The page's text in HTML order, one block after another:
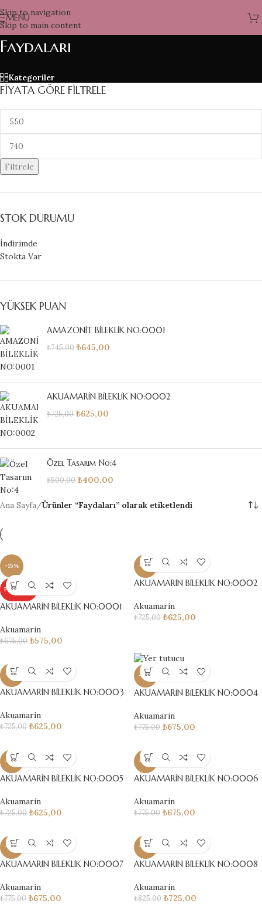
Skip to navigation
Skip to main content
MENÜ
Faydaları
Kategoriler
FIYATA GÖRE FILTRELE
Filtrele
STOK DURUMU
İndirimde
Stokta Var
YÜKSEK PUAN
AMAZONİT BİLEKLİK NO:0001
₺745,00 ₺645,00
AKUAMARİN BİLEKLİK NO:0002
₺725,00 ₺625,00
Özel Tasarım No:4
₺500,00 ₺400,00
Ana Sayfa/Ürünler “Faydaları” olarak etiketlendi
-15%
POPÜLER
AKUAMARİN BİLEKLİK NO:0001
Akuamarin
₺675,00 ₺575,00
-14%
AKUAMARİN BİLEKLİK NO:0002
Akuamarin
₺725,00 ₺625,00
-14%
AKUAMARİN BİLEKLİK NO:0003
Akuamarin
₺725,00 ₺625,00
-13%
AKUAMARİN BİLEKLİK NO:0004
Akuamarin
₺775,00 ₺675,00
-14%
AKUAMARİN BİLEKLİK NO:0005
Akuamarin
₺725,00 ₺625,00
-13%
AKUAMARİN BİLEKLİK NO:0006
Akuamarin
₺775,00 ₺675,00
-13%
AKUAMARİN BİLEKLİK NO:0007
Akuamarin
₺775,00 ₺675,00
-12%
AKUAMARİN BİLEKLİK NO:0008
Akuamarin
₺825,00 ₺725,00